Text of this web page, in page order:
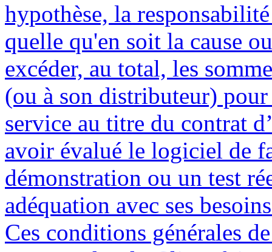
hypothèse, la
quelle qu'en soit la cause
excéder, au total, les
(ou à son distributeur)
service au titre du contrat
avoir évalué le logiciel de
démonstration ou un test
adéquation avec ses
Ces conditions générales